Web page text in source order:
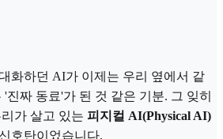
화하던 AI가 이제는 우리 옆에서 같
진짜 동료'가 된 것 같은 기분. 그 잊히
가 살고 있는 피지컬 AI(Physical AI)
호탄이었습니다.